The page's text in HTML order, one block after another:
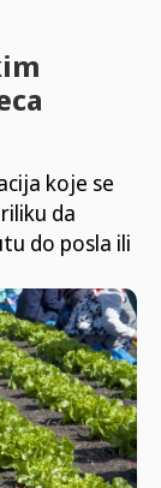
koje se
da
do posla ili